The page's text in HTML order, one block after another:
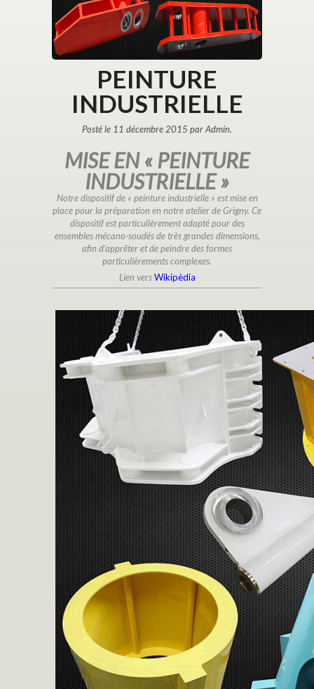
PEINTURE
INDUSTRIELLE
Posté le 11 décembre 2015 par Admin.
MISE EN « PEINTURE
INDUSTRIELLE »
Notre dispositif de « peinture industrielle » est mise en
place pour la préparation en notre atelier de Grigny. Ce
dispositif est particulièrement adapté pour des
ensembles mécano-soudés de très grandes dimensions,
afin d’apprêter et de peindre des formes
particulièrements complexes.
Lien vers Wikipèdia